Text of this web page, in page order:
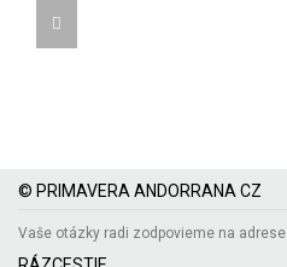
© PRIMAVERA ANDORRANA CZ
Vaše otázky radi zodpovieme na adrese